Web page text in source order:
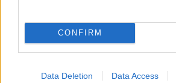
CONFIRM
Data Deletion Data Access